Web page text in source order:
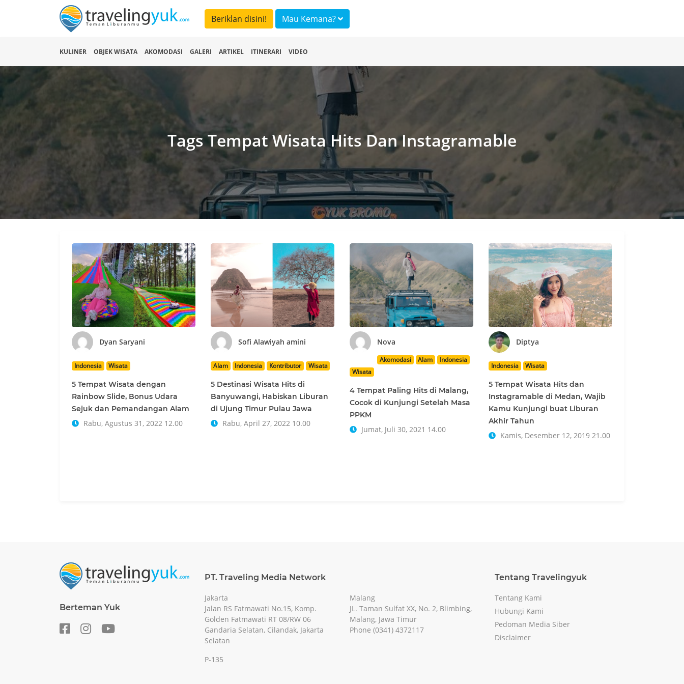
Beriklan disini! Mau Kemana?
KULINER OBJEK WISATA AKOMODASI GALERI ARTIKEL ITINERARI VIDEO
Tags Tempat Wisata Hits Dan Instagramable
Dyan Saryani
Indonesia Wisata
5 Tempat Wisata dengan
Rainbow Slide, Bonus Udara
Sejuk dan Pemandangan Alam
Rabu, Agustus 31, 2022 12.00
Sofi Alawiyah amini
Alam Indonesia Kontributor Wisata
5 Destinasi Wisata Hits di
Banyuwangi, Habiskan Liburan
di Ujung Timur Pulau Jawa
Rabu, April 27, 2022 10.00
Nova
Akomodasi Alam
Indonesia
Wisata
4 Tempat Paling Hits di Malang,
Cocok di Kunjungi Setelah Masa
PPKM
Jumat, Juli 30, 2021 14.00
Diptya
Indonesia Wisata
5 Tempat Wisata Hits dan
Instagramable di Medan, Wajib
Kamu Kunjungi buat Liburan
Akhir Tahun
Kamis, Desember 12, 2019 21.00
PT. Traveling Media Network Tentang Travelingyuk
Berteman Yuk
Jakarta
Jalan RS Fatmawati No.15, Komp.
Golden Fatmawati RT 08/RW 06
Gandaria Selatan, Cilandak, Jakarta
Selatan
P-135
Malang
JL. Taman Sulfat XX, No. 2, Blimbing,
Malang, Jawa Timur
Phone (0341) 4372117
Tentang Kami
Hubungi Kami
Pedoman Media Siber
Disclaimer